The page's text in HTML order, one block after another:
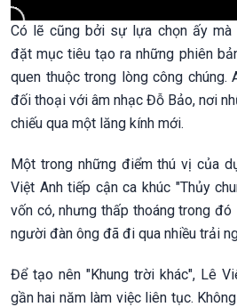
Có lẽ cũng bởi sự lựa chọn ấy mà
đặt mục tiêu tạo ra những phiên
quen thuộc trong lòng công chúng.
đối thoại với âm nhạc Đỗ Bảo, nơi
chiếu qua một lăng kính mới.
Một trong những điểm thú vị của
Việt Anh tiếp cận ca khúc "Thủy
vốn có, nhưng thấp thoáng trong
người đàn ông đã đi qua nhiều trải
Để tạo nên "Khung trời khác", Lê
gần hai năm làm việc liên tục.